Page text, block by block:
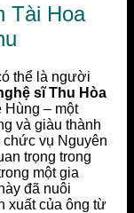
Tài Hoa
thể là người
sĩ Thu Hòa
Hùng – một
và giàu thành
vụ Nguyên
trọng trong
một gia
đã nuôi
xuất của ông từ